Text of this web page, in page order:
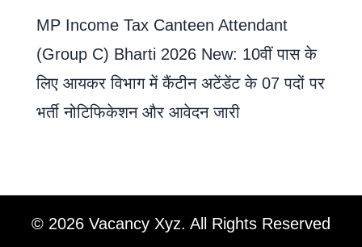
MP Income Tax Canteen Attendant
(Group C) Bharti 2026 New: 10वीं पास के
लिए आयकर विभाग में कैंटीन अटेंडेंट के 07 पदों पर
भर्ती नोटिफिकेशन और आवेदन जारी
© 2026 Vacancy Xyz. All Rights Reserved